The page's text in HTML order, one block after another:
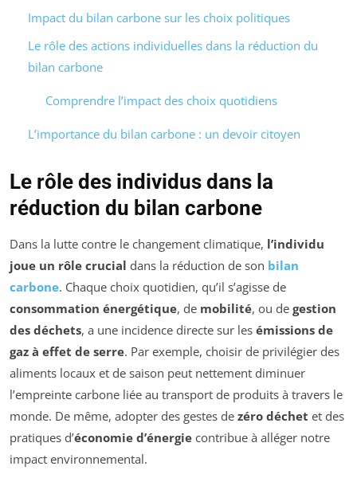
Impact du bilan carbone sur les choix politiques
Le rôle des actions individuelles dans la réduction du
bilan carbone
Comprendre l’impact des choix quotidiens
L’importance du bilan carbone : un devoir citoyen
Le rôle des individus dans la
réduction du bilan carbone
Dans la lutte contre le changement climatique, l’individu
joue un rôle crucial dans la réduction de son bilan
carbone. Chaque choix quotidien, qu’il s’agisse de
consommation énergétique, de mobilité, ou de gestion
des déchets, a une incidence directe sur les émissions de
gaz à effet de serre. Par exemple, choisir de privilégier des
aliments locaux et de saison peut nettement diminuer
l’empreinte carbone liée au transport de produits à travers le
monde. De même, adopter des gestes de zéro déchet et des
pratiques d’économie d’énergie contribue à alléger notre
impact environnemental.